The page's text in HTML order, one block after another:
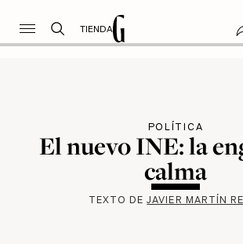
TIENDA
POLÍTICA
El nuevo INE: la
calma
TEXTO DEJAVIER MARTÍN